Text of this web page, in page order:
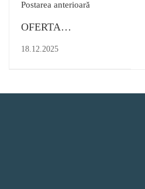
Postarea anterioară
OFERTA
EDUCATIONALA
18.12.2025